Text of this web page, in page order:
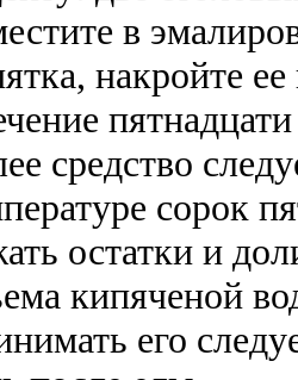
в
накройте
средство
сорок
остатки и
кипяченой
его